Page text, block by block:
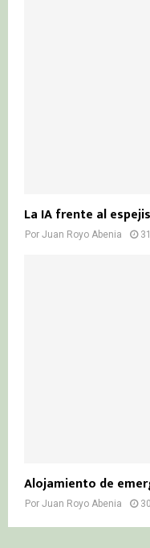
La IA frente al
Por Juan Royo Abenia
Alojamiento de
Por Juan Royo Abenia